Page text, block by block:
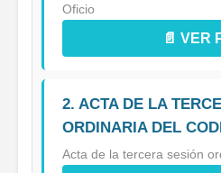
Oficio
📄 VER
2. ACTA DE LA
ORDINARIA DEL
Acta de la tercera sesión